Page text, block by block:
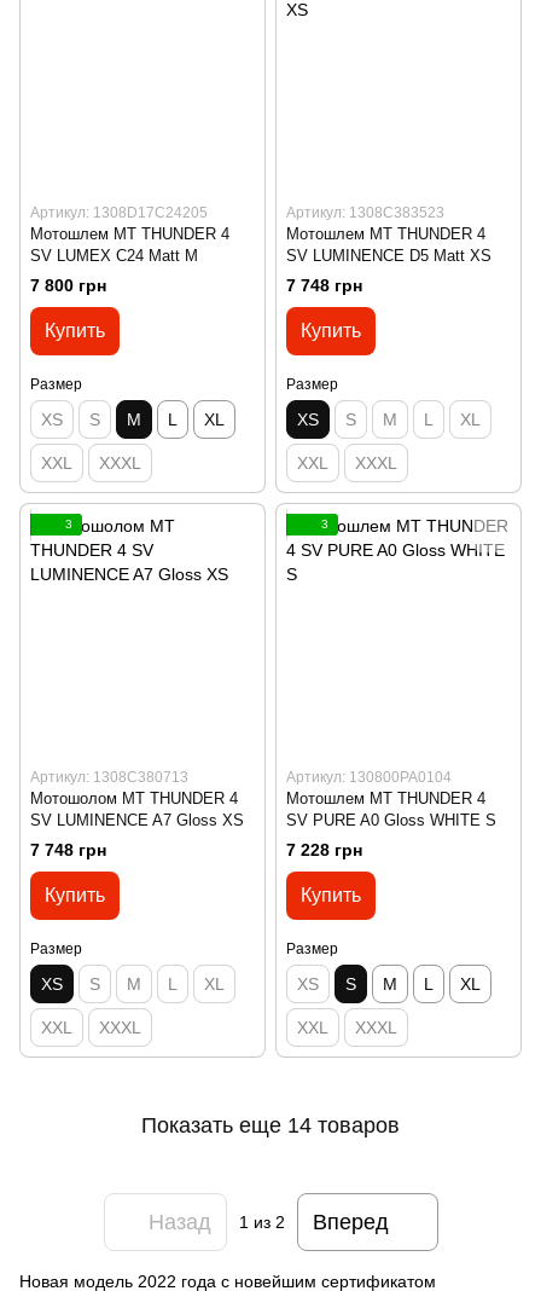
Артикул: 1308D17C24205
Мотошлем MT THUNDER 4
SV LUMEX C24 Matt M
7 800 грн
Купить
Размер
XS S M L XL
XXL XXXL
Артикул: 1308C383523
Мотошлем MT THUNDER 4
SV LUMINENCE D5 Matt XS
7 748 грн
Купить
Размер
XS S M L XL
XXL XXXL
3
Артикул: 1308C380713
Мотошолом MT THUNDER 4
SV LUMINENCE A7 Gloss XS
7 748 грн
Купить
Размер
XS S M L XL
XXL XXXL
3
Артикул: 130800PA0104
Мотошлем MT THUNDER 4
SV PURE A0 Gloss WHITE S
7 228 грн
Купить
Размер
XS S M L XL
XXL XXXL
Показать еще 14 товаров
Назад 1из 2 Вперед
Новая модель 2022 года с новейшим сертификатом